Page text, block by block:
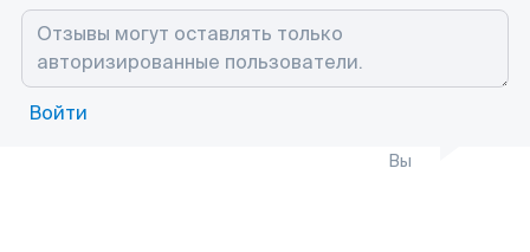
Войти
Вы